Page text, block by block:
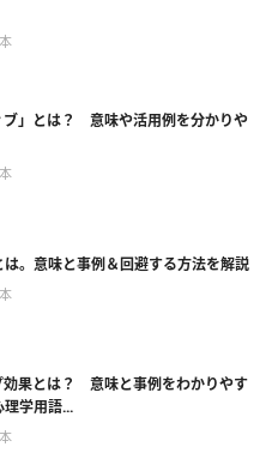
ブ」とは？ 意味や活用例を分かりや
は。意味と事例＆回避する方法を解説
効果とは？ 意味と事例をわかりやす
理学用語...